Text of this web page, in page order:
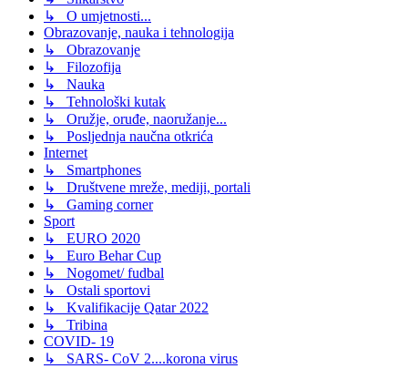
↳ O umjetnosti...
Obrazovanje, nauka i tehnologija
↳ Obrazovanje
↳ Filozofija
↳ Nauka
↳ Tehnološki kutak
↳ Oružje, oruđe, naoružanje...
↳ Posljednja naučna otkrića
Internet
↳ Smartphones
↳ Društvene mreže, mediji, portali
↳ Gaming corner
Sport
↳ EURO 2020
↳ Euro Behar Cup
↳ Nogomet/ fudbal
↳ Ostali sportovi
↳ Kvalifikacije Qatar 2022
↳ Tribina
COVID- 19
↳ SARS- CoV 2....korona virus